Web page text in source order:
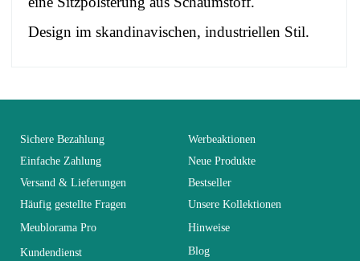
Design im skandinavischen, industriellen Stil.
Alter
Erwachsener und
Kind
Kollektion BIARITZ
Farben Braun - Holz
You Must Login To Review
Sichere Bezahlung
Einfache Zahlung
Versand & Lieferungen
Häufig gestellte Fragen
Meublorama Pro
Kundendienst
Werbeaktionen
Neue Produkte
Bestseller
Unsere Kollektionen
Hinweise
Blog